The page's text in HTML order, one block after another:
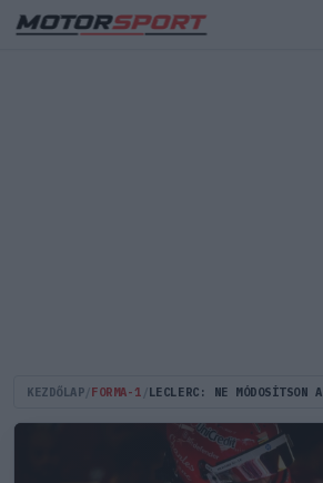
KEZDŐLAP FORMA-1 LECLERC: NE MÓDOSÍTSON